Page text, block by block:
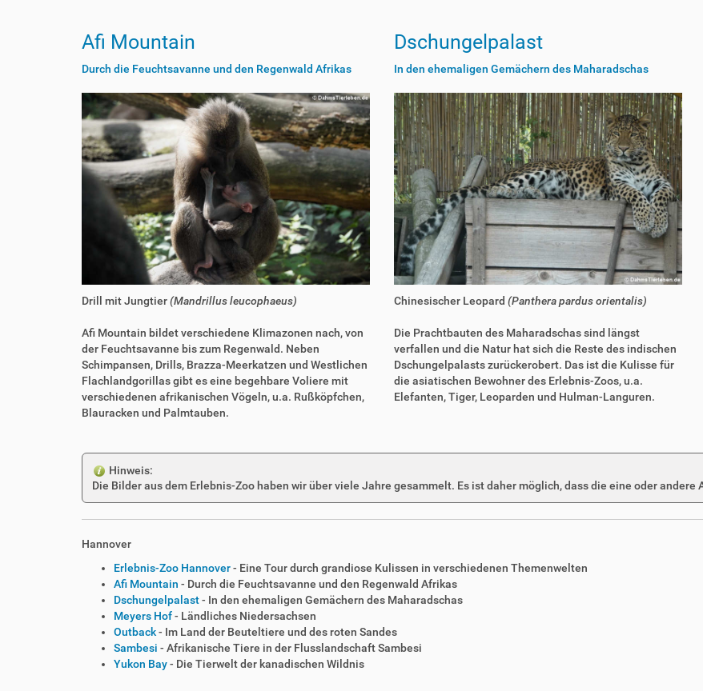
Afi Mountain
Durch die Feuchtsavanne und den Regenwald Afrikas
Drill mit Jungtier(Mandrillus leucophaeus)
Afi Mountain bildet verschiedene Klimazonen nach, von
der Feuchtsavanne bis zum Regenwald. Neben
Schimpansen, Drills, Brazza-Meerkatzen und Westlichen
Flachlandgorillas gibt es eine begehbare Voliere mit
verschiedenen afrikanischen Vögeln, u.a. Rußköpfchen,
Blauracken und Palmtauben.
Dschungelpalast
In den ehemaligen Gemächern des Maharadschas
Chinesischer Leopard (Panthera pardus orientalis)
Die Prachtbauten des Maharadschas sind längst
verfallen und die Natur hat sich die Reste des indischen
Dschungelpalasts zurückerobert. Das ist die Kulisse für
die asiatischen Bewohner des Erlebnis-Zoos, u.a.
Elefanten, Tiger, Leoparden und Hulman-Languren.
Hinweis:
Die Bilder aus dem Erlebnis-Zoo haben wir über viele Jahre gesammelt. Es ist daher möglich, dass die eine oder andere
Hannover
Erlebnis-Zoo Hannover- Eine Tour durch grandiose Kulissen in verschiedenen Themenwelten
Afi Mountain - Durch die Feuchtsavanne und den Regenwald Afrikas
Dschungelpalast- In den ehemaligen Gemächern des Maharadschas
Meyers Hof- Ländliches Niedersachsen
Outback- Im Land der Beuteltiere und des roten Sandes
Sambesi - Afrikanische Tiere in der Flusslandschaft Sambesi
Yukon Bay- Die Tierwelt der kanadischen Wildnis